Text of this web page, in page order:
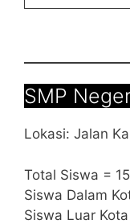
SMP
Lokasi: Jalan
Total Siswa =
Siswa Dalam
Siswa Luar